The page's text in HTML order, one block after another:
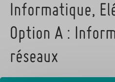
Informatique,
Option A :
réseaux